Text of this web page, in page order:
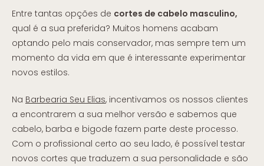
Entre tantas opções de cortes de cabelo masculino,
qual é a sua preferida? Muitos homens acabam
optando pelo mais conservador, mas sempre tem um
momento da vida em que é interessante experimentar
novos estilos.
Na Barbearia Seu Elias, incentivamos os nossos clientes
a encontrarem a sua melhor versão e sabemos que
cabelo, barba e bigode fazem parte deste processo.
Com o profissional certo ao seu lado, é possível testar
novos cortes que traduzem a sua personalidade e são